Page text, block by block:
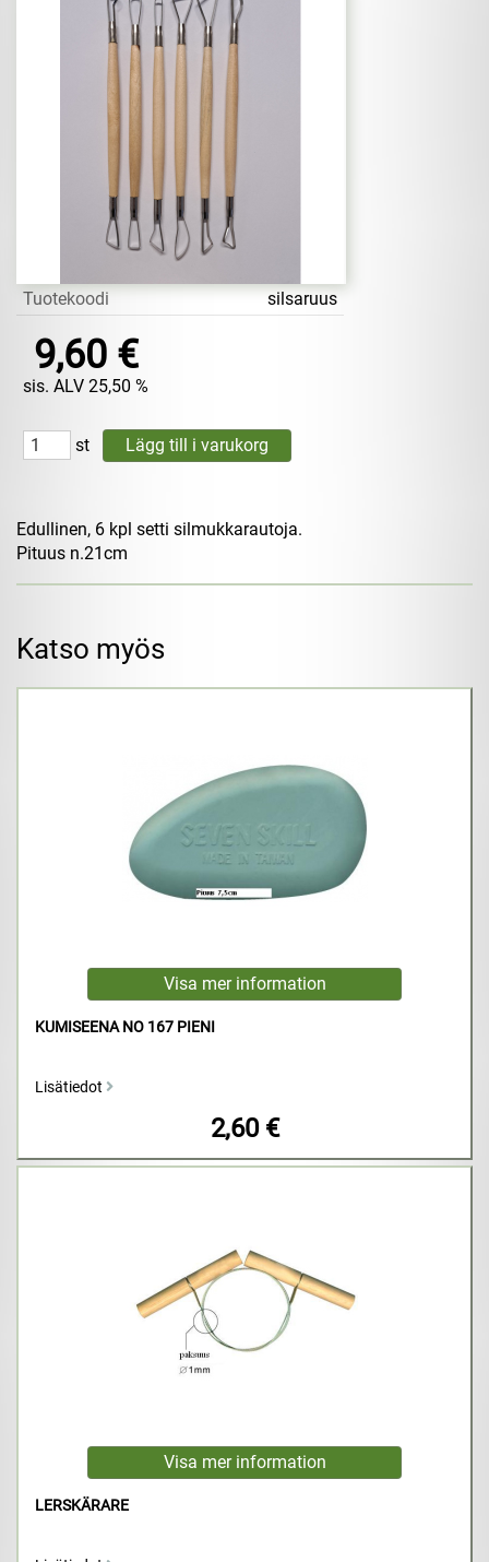
Tuotekoodi silsaruus
9,60 €
sis. ALV 25,50 %
st
Edullinen, 6 kpl setti silmukkarautoja.
Pituus n.21cm
Katso myös
KUMISEENA NO 167 PIENI
Lisätiedot
2,60 €
LERSKÄRARE